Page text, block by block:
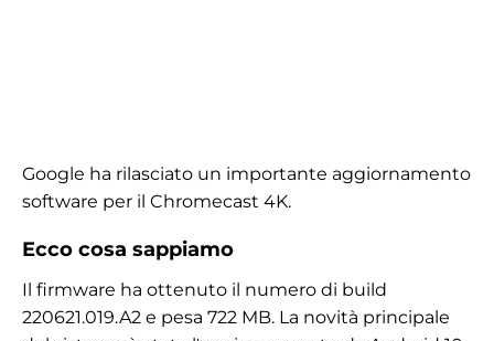
Google ha rilasciato un importante aggiornamento
software per il Chromecast 4K.
Ecco cosa sappiamo
Il firmware ha ottenuto il numero di build
220621.019.A2 e pesa 722 MB. La novità principale